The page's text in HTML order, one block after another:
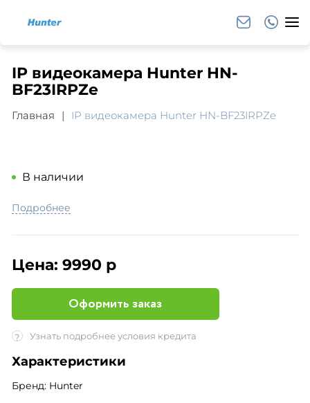
IP видеокамера Hunter HN-
BF23IRPZe
Главная IP видеокамера Hunter HN-BF23IRPZe
В наличии
Подробнее
Цена: 9990 р
Оформить заказ
? Узнать подробнее условия кредита
Характеристики
Бренд: Hunter